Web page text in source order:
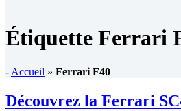
Étiquette Ferrari
- Accueil » Ferrari F40
Découvrez la Ferrari